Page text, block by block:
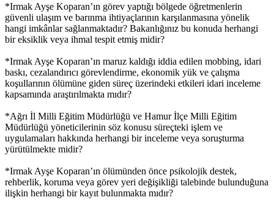
*Irmak Ayşe Koparan’ın görev yaptığı bölgede öğretmenlerin
güvenli ulaşım ve barınma ihtiyaçlarının karşılanmasına yönelik
hangi imkânlar sağlanmaktadır? Bakanlığınız bu konuda herhangi
bir eksiklik veya ihmal tespit etmiş midir?
*Irmak Ayşe Koparan’ın maruz kaldığı iddia edilen mobbing, idari
baskı, cezalandırıcı görevlendirme, ekonomik yük ve çalışma
koşullarının ölümüne giden süreç üzerindeki etkileri idari inceleme
kapsamında araştırılmakta mıdır?
*Ağrı İl Milli Eğitim Müdürlüğü ve Hamur İlçe Milli Eğitim
Müdürlüğü yöneticilerinin söz konusu süreçteki işlem ve
uygulamaları hakkında herhangi bir inceleme veya soruşturma
yürütülmekte midir?
*Irmak Ayşe Koparan’ın ölümünden önce psikolojik destek,
rehberlik, koruma veya görev yeri değişikliği talebinde bulunduğuna
ilişkin herhangi bir kayıt bulunmakta mıdır?